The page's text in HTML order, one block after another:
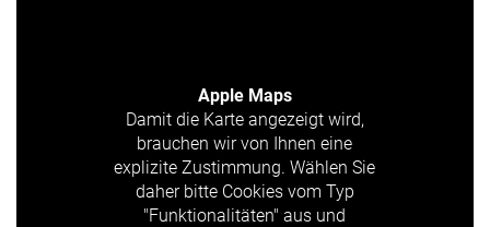
Apple Maps
Damit die Karte angezeigt wird,
brauchen wir von Ihnen eine
explizite Zustimmung. Wählen Sie
daher bitte Cookies vom Typ
"Funktionalitäten" aus und